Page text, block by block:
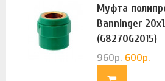
Муфта
Banninger
(G8270G2015)
960р. 600р.